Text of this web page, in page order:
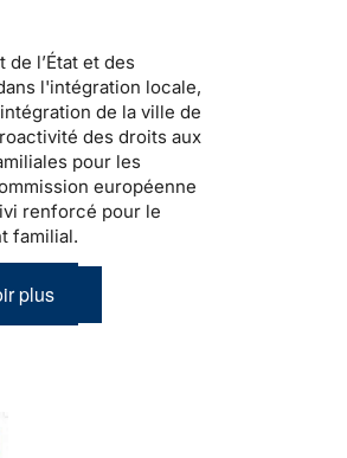
de l’État et des
l'intégration locale,
de la ville de
des droits aux
pour les
européenne
renforcé pour le
familial.
plus